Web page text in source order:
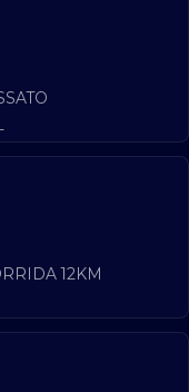
-
12KM